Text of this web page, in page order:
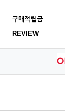
구매적립금
REVIEW